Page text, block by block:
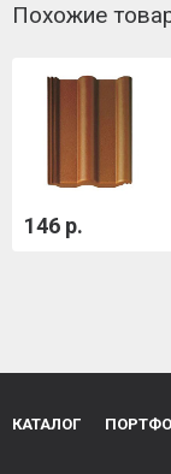
Похожие
146 р.
КАТАЛОГ